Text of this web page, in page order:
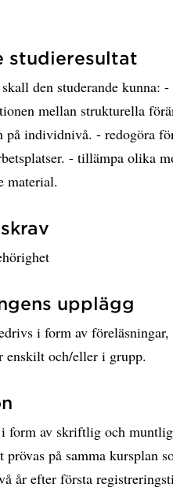
studieresultat
den studerande kunna:
mellan strukturella
på individnivå. - redogöra
- tillämpa olika
material.
upplägg
i form av
enskilt och/eller i grupp.
form av skriftlig och
prövas på samma kursplan
år efter första